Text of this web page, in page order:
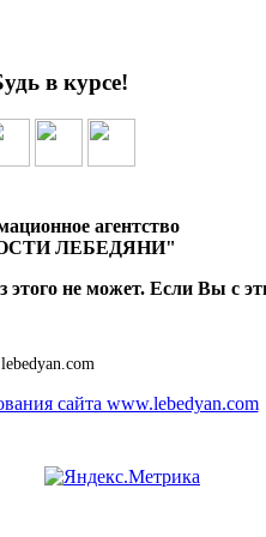
в курсе!
агентство
ЛЕБЕДЯНИ"
не может. Если Вы с